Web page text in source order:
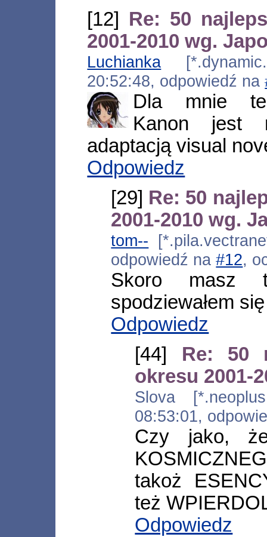
[12] Re: 50
2001-2010 wg.
Luchianka
20:52:48, odpowiedź na
Dla mnie
Kanon jest
adaptacją visual
Odpowiedz
[29] Re: 50
2001-2010 wg.
tom--
odpowiedź na#12,
Skoro masz
spodziewałem
Odpowiedz
[44] Re: 50
okresu 2001-
Slova
08:53:01,
Czy jako,
takoż
też
Odpowiedz